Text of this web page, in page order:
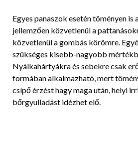
Egyes panaszok esetén töményen is
jellemzően közvetlenül a
közvetlenül a gombás körömre.
szükséges kisebb-nagyobb
Nyálkahártyákra és sebekre csak
formában alkalmazható, mert
csípő érzést hagy maga után, helyi
bőrgyulladást idézhet elő.